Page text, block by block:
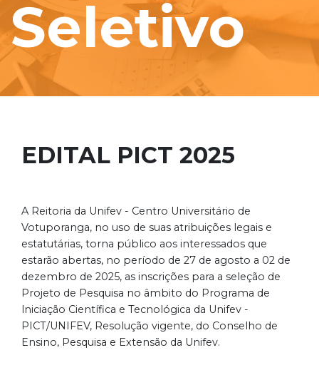
Seletivo
EDITAL PICT 2025
A Reitoria da Unifev - Centro Universitário de
Votuporanga, no uso de suas atribuições legais e
estatutárias, torna público aos interessados que
estarão abertas, no período de 27 de agosto a 02 de
dezembro de 2025, as inscrições para a seleção de
Projeto de Pesquisa no âmbito do Programa de
lniciação Científica e Tecnológica da Unifev -
PICT/UNIFEV, Resolução vigente, do Conselho de
Ensino, Pesquisa e Extensão da Unifev.